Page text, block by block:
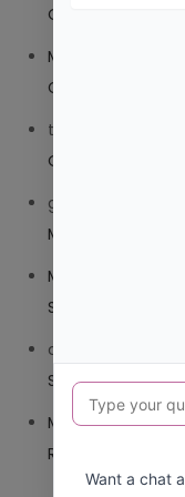
O TRIBEDOCE DX?
Mariana Pozo
COMPUESTO O
trolls_pipis
O TRIBEDOCE DX?
giovannaservin220
MUNICIPIO?
Mariana Pozo
SANITARIA
carmenharacil
SANITARIA
Mariana Pozoen
REPUBLICA
Want a chat